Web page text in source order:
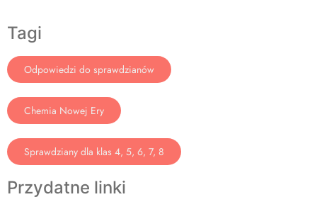
Tagi
Odpowiedzi do sprawdzianów
Chemia Nowej Ery
Sprawdziany dla klas 4, 5, 6, 7, 8
Przydatne linki